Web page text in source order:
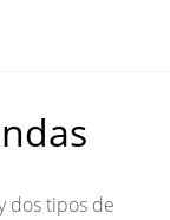
dos tipos de